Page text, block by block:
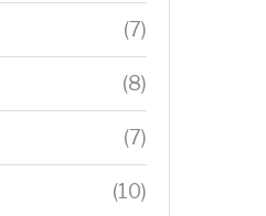
(7)
(8)
(7)
(10)